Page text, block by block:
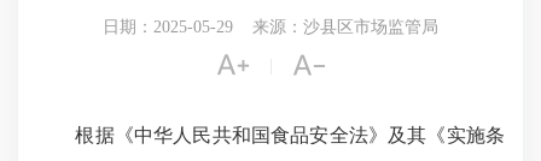
日期：2025-05-29 来源：沙县区市场监管局
 
根据《中华人民共和国食品安全法》及其《实施条